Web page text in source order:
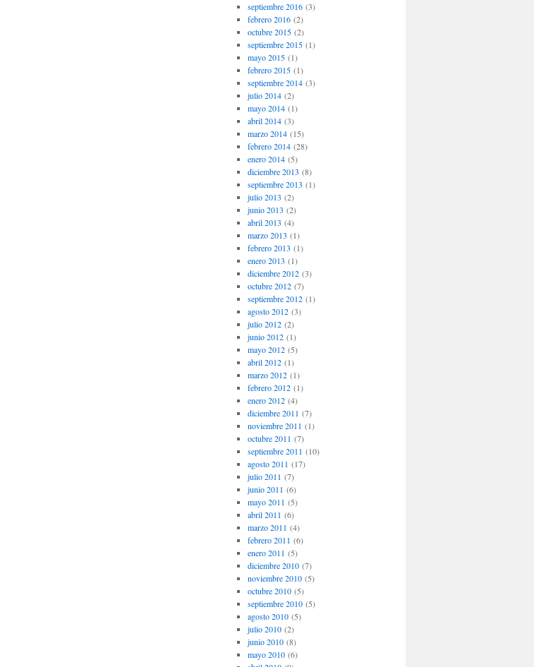
septiembre 2016(3)
febrero 2016(2)
octubre 2015(2)
septiembre 2015(1)
mayo 2015(1)
febrero 2015(1)
septiembre 2014(3)
julio 2014(2)
mayo 2014(1)
abril 2014(3)
marzo 2014(15)
febrero 2014(28)
enero 2014(5)
diciembre 2013 (8)
septiembre 2013 (1)
julio 2013 (2)
junio 2013 (2)
abril 2013 (4)
marzo 2013 (1)
febrero 2013 (1)
enero 2013 (1)
diciembre 2012(3)
octubre 2012(7)
septiembre 2012(1)
agosto 2012(3)
julio 2012(2)
junio 2012(1)
mayo 2012(5)
abril 2012(1)
marzo 2012(1)
febrero 2012(1)
enero 2012(4)
diciembre 2011 (7)
noviembre 2011 (1)
octubre 2011 (7)
septiembre 2011 (10)
agosto 2011 (17)
julio 2011 (7)
junio 2011 (6)
mayo 2011 (5)
abril 2011 (6)
marzo 2011 (4)
febrero 2011 (6)
enero 2011 (5)
diciembre 2010(7)
noviembre 2010(5)
octubre 2010(5)
septiembre 2010(5)
agosto 2010(5)
julio 2010(2)
junio 2010(8)
mayo 2010(6)